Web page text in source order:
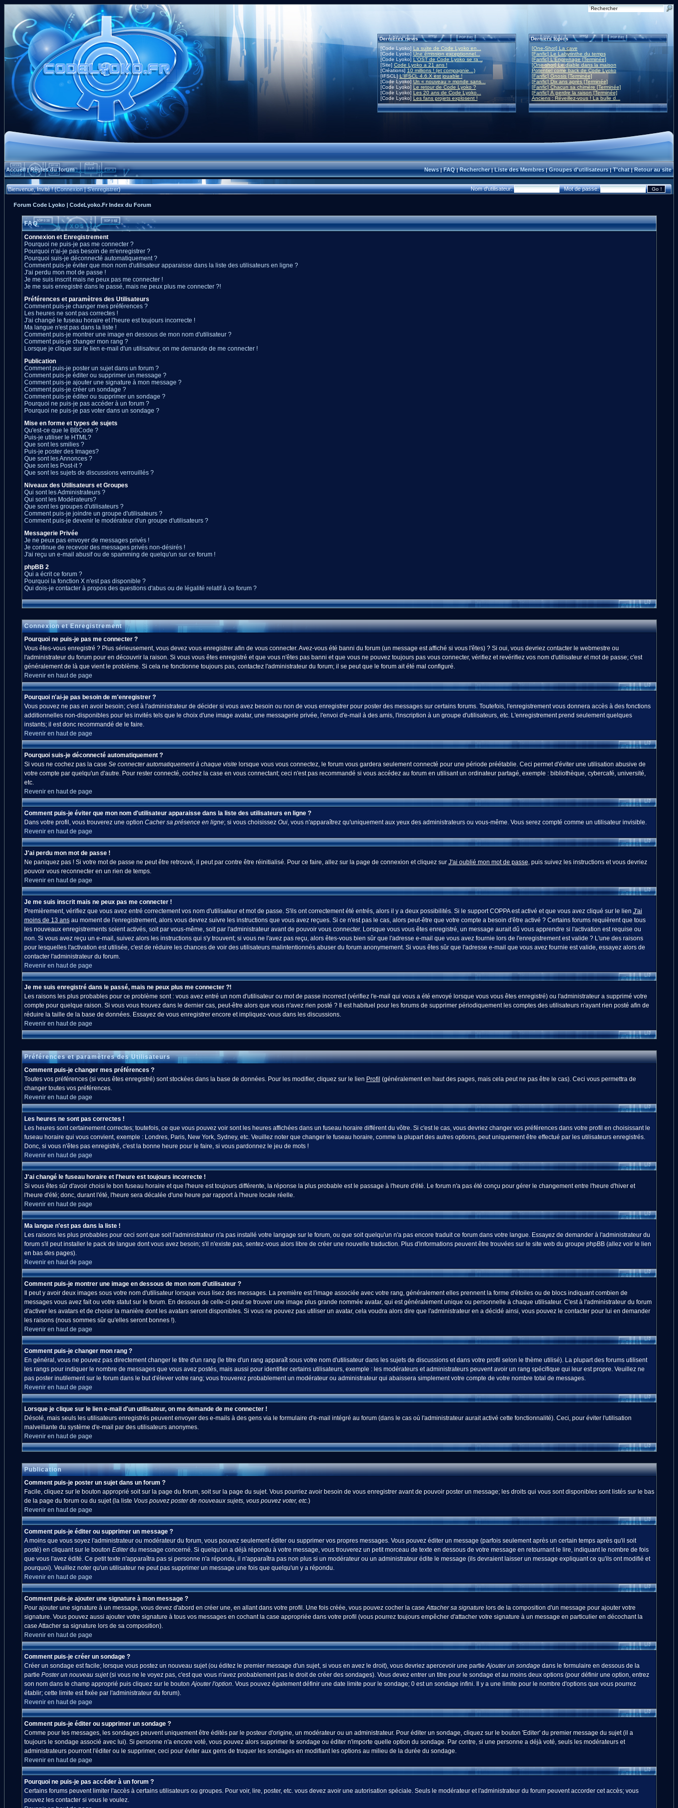
Dernières news
[Code Lyoko] La suite de Code Lyoko en...
[Code Lyoko]Une émission exceptionnel...
[Code Lyoko] L'OST de Code Lyoko se ra...
[Site] Code Lyoko a 21 ans !
[Créations] 10 millions ! (et compagnie...)
[IFSCL]L'IFSCL 4.6.X est jouable !
[Code Lyoko] Un « nouveau » monde sans...
[Code Lyoko] Le retour de Code Lyoko ?
[Code Lyoko] Les 20 ans de Code Lyoko...
[Code Lyoko] Les fans projets explosent !
Derniers topics
[One-Shot] La cave
[Fanfic] Le Labyrinthe du temps
[Fanfic] L'Engrenage [Terminée]
[One-shot] Le diable dans la maison
Potentiel come back de Code Lyoko
[Fanfic] Gnosis [Terminée]
[Fanfic] Dix ans après [Terminée]
[Fanfic] Chacun sa chimère [Terminée]
[Fanfic] À perdre la raison [Terminée]
Anciens : Réveillez-vous ! La bulle d...
Accueil|Règles du forum News|FAQ|Rechercher|Liste des Membres|Groupes d'utilisateurs|T'chat|Retour au site
Bienvenue, Invité ! (Connexion|S'enregistrer) Nom d'utilisateur: Mot de passe:
Forum Code Lyoko | CodeLyoko.Fr Index du Forum
FAQ
Connexion et Enregistrement
Pourquoi ne puis-je pas me connecter ?
Pourquoi n'ai-je pas besoin de m'enregistrer ?
Pourquoi suis-je déconnecté automatiquement ?
Comment puis-je éviter que mon nom d'utilisateur apparaisse dans la liste des utilisateurs en ligne ?
J'ai perdu mon mot de passe !
Je me suis inscrit mais ne peux pas me connecter !
Je me suis enregistré dans le passé, mais ne peux plus me connecter ?!
Préférences et paramètres des Utilisateurs
Comment puis-je changer mes préférences ?
Les heures ne sont pas correctes !
J'ai changé le fuseau horaire et l'heure est toujours incorrecte !
Ma langue n'est pas dans la liste !
Comment puis-je montrer une image en dessous de mon nom d'utilisateur ?
Comment puis-je changer mon rang ?
Lorsque je clique sur le lien e-mail d'un utilisateur, on me demande de me connecter !
Publication
Comment puis-je poster un sujet dans un forum ?
Comment puis-je éditer ou supprimer un message ?
Comment puis-je ajouter une signature à mon message ?
Comment puis-je créer un sondage ?
Comment puis-je éditer ou supprimer un sondage ?
Pourquoi ne puis-je pas accéder à un forum ?
Pourquoi ne puis-je pas voter dans un sondage ?
Mise en forme et types de sujets
Qu'est-ce que le BBCode ?
Puis-je utiliser le HTML?
Que sont les smilies ?
Puis-je poster des Images?
Que sont les Annonces ?
Que sont les Post-it ?
Que sont les sujets de discussions verrouillés ?
Niveaux des Utilisateurs et Groupes
Qui sont les Administrateurs ?
Qui sont les Modérateurs?
Que sont les groupes d'utilisateurs ?
Comment puis-je joindre un groupe d'utilisateurs ?
Comment puis-je devenir le modérateur d'un groupe d'utilisateurs ?
Messagerie Privée
Je ne peux pas envoyer de messages privés !
Je continue de recevoir des messages privés non-désirés !
J'ai reçu un e-mail abusif ou de spamming de quelqu'un sur ce forum !
phpBB 2
Qui a écrit ce forum ?
Pourquoi la fonction X n'est pas disponible ?
Qui dois-je contacter à propos des questions d'abus ou de légalité relatif à ce forum ?
Connexion et Enregistrement
Pourquoi ne puis-je pas me connecter ?
Vous êtes-vous enregistré ? Plus sérieusement, vous devez vous enregistrer afin de vous connecter. Avez-vous été banni du forum (un message est affiché si vous l'êtes) ? Si oui, vous devriez contacter le webmestre ou
l'administrateur du forum pour en découvrir la raison. Si vous vous êtes enregistré et que vous n'êtes pas banni et que vous ne pouvez toujours pas vous connecter, vérifiez et revérifiez vos nom d'utilisateur et mot de passe; c'est
généralement de là que vient le problème. Si cela ne fonctionne toujours pas, contactez l'administrateur du forum; il se peut que le forum ait été mal configuré.
Revenir en haut de page
Pourquoi n'ai-je pas besoin de m'enregistrer ?
Vous pouvez ne pas en avoir besoin; c'est à l'administrateur de décider si vous avez besoin ou non de vous enregistrer pour poster des messages sur certains forums. Toutefois, l'enregistrement vous donnera accès à des fonctions
additionnelles non-disponibles pour les invités tels que le choix d'une image avatar, une messagerie privée, l'envoi d'e-mail à des amis, l'inscription à un groupe d'utilisateurs, etc. L'enregistrement prend seulement quelques
instants; il est donc recommandé de le faire.
Revenir en haut de page
Pourquoi suis-je déconnecté automatiquement ?
Si vous ne cochez pas la case Se connecter automatiquement à chaque visitelorsque vous vous connectez, le forum vous gardera seulement connecté pour une période préétablie. Ceci permet d'éviter une utilisation abusive de
votre compte par quelqu'un d'autre. Pour rester connecté, cochez la case en vous connectant; ceci n'est pas recommandé si vous accédez au forum en utilisant un ordinateur partagé, exemple : bibliothèque, cybercafé, université,
etc.
Revenir en haut de page
Comment puis-je éviter que mon nom d'utilisateur apparaisse dans la liste des utilisateurs en ligne ?
Dans votre profil, vous trouverez une option Cacher sa présence en ligne; si vous choisissez Oui, vous n'apparaîtrez qu'uniquement aux yeux des administrateurs ou vous-même. Vous serez compté comme un utilisateur invisible.
Revenir en haut de page
J'ai perdu mon mot de passe !
Ne paniquez pas ! Si votre mot de passe ne peut être retrouvé, il peut par contre être réinitialisé. Pour ce faire, allez sur la page de connexion et cliquez sur J'ai oublié mon mot de passe, puis suivez les instructions et vous devriez
pouvoir vous reconnecter en un rien de temps.
Revenir en haut de page
Je me suis inscrit mais ne peux pas me connecter !
Premièrement, vérifiez que vous avez entré correctement vos nom d'utilisateur et mot de passe. S'ils ont correctement été entrés, alors il y a deux possibilités. Si le support COPPA est activé et que vous avez cliqué sur le lien J'ai
moins de 13 ansau moment de l'enregistrement, alors vous devrez suivre les instructions que vous avez reçues. Si ce n'est pas le cas, alors peut-être que votre compte a besoin d'être activé ? Certains forums requièrent que tous
les nouveaux enregistrements soient activés, soit par vous-même, soit par l'administrateur avant de pouvoir vous connecter. Lorsque vous vous êtes enregistré, un message aurait dû vous apprendre si l'activation est requise ou
non. Si vous avez reçu un e-mail, suivez alors les instructions qui s'y trouvent; si vous ne l'avez pas reçu, alors êtes-vous bien sûr que l'adresse e-mail que vous avez fournie lors de l'enregistrement est valide ? L'une des raisons
pour lesquelles l'activation est utilisée, c'est de réduire les chances de voir des utilisateurs malintentionnés abuser du forum anonymement. Si vous êtes sûr que l'adresse e-mail que vous avez fournie est valide, essayez alors de
contacter l'administrateur du forum.
Revenir en haut de page
Je me suis enregistré dans le passé, mais ne peux plus me connecter ?!
Les raisons les plus probables pour ce problème sont : vous avez entré un nom d'utilisateur ou mot de passe incorrect (vérifiez l'e-mail qui vous a été envoyé lorsque vous vous êtes enregistré) ou l'administrateur a supprimé votre
compte pour quelque raison. Si vous vous trouvez dans le dernier cas, peut-être alors que vous n'avez rien posté ? Il est habituel pour les forums de supprimer périodiquement les comptes des utilisateurs n'ayant rien posté afin de
réduire la taille de la base de données. Essayez de vous enregistrer encore et impliquez-vous dans les discussions.
Revenir en haut de page
Préférences et paramètres des Utilisateurs
Comment puis-je changer mes préférences ?
Toutes vos préférences (si vous êtes enregistré) sont stockées dans la base de données. Pour les modifier, cliquez sur le lien Profil (généralement en haut des pages, mais cela peut ne pas être le cas). Ceci vous permettra de
changer toutes vos préférences.
Revenir en haut de page
Les heures ne sont pas correctes !
Les heures sont certainement correctes; toutefois, ce que vous pouvez voir sont les heures affichées dans un fuseau horaire différent du vôtre. Si c'est le cas, vous devriez changer vos préférences dans votre profil en choisissant le
fuseau horaire qui vous convient, exemple : Londres, Paris, New York, Sydney, etc. Veuillez noter que changer le fuseau horaire, comme la plupart des autres options, peut uniquement être effectué par les utilisateurs enregistrés.
Donc, si vous n'êtes pas enregistré, c'est la bonne heure pour le faire, si vous pardonnez le jeu de mots !
Revenir en haut de page
J'ai changé le fuseau horaire et l'heure est toujours incorrecte !
Si vous êtes sûr d'avoir choisi le bon fuseau horaire et que l'heure est toujours différente, la réponse la plus probable est le passage à l'heure d'été. Le forum n'a pas été conçu pour gérer le changement entre l'heure d'hiver et
l'heure d'été; donc, durant l'été, l'heure sera décalée d'une heure par rapport à l'heure locale réelle.
Revenir en haut de page
Ma langue n'est pas dans la liste !
Les raisons les plus probables pour ceci sont que soit l'administrateur n'a pas installé votre langage sur le forum, ou que soit quelqu'un n'a pas encore traduit ce forum dans votre langue. Essayez de demander à l'administrateur du
forum s'il peut installer le pack de langue dont vous avez besoin; s'il n'existe pas, sentez-vous alors libre de créer une nouvelle traduction. Plus d'informations peuvent être trouvées sur le site web du groupe phpBB (allez voir le lien
en bas des pages).
Revenir en haut de page
Comment puis-je montrer une image en dessous de mon nom d'utilisateur ?
Il peut y avoir deux images sous votre nom d'utilisateur lorsque vous lisez des messages. La première est l'image associée avec votre rang, généralement elles prennent la forme d'étoiles ou de blocs indiquant combien de
messages vous avez fait ou votre statut sur le forum. En dessous de celle-ci peut se trouver une image plus grande nommée avatar, qui est généralement unique ou personnelle à chaque utilisateur. C'est à l'administrateur du forum
d'activer les avatars et de choisir la manière dont les avatars seront disponibles. Si vous ne pouvez pas utiliser un avatar, cela voudra alors dire que l'administrateur en a décidé ainsi, vous pouvez le contacter pour lui en demander
les raisons (nous sommes sûr qu'elles seront bonnes !).
Revenir en haut de page
Comment puis-je changer mon rang ?
En général, vous ne pouvez pas directement changer le titre d'un rang (le titre d'un rang apparaît sous votre nom d'utilisateur dans les sujets de discussions et dans votre profil selon le thème utilisé). La plupart des forums utilisent
les rangs pour indiquer le nombre de messages que vous avez postés, mais aussi pour identifier certains utilisateurs, exemple : les modérateurs et administrateurs peuvent avoir un rang spécifique qui leur est propre. Veuillez ne
pas poster inutilement sur le forum dans le but d'élever votre rang; vous trouverez probablement un modérateur ou administrateur qui abaissera simplement votre compte de votre nombre total de messages.
Revenir en haut de page
Lorsque je clique sur le lien e-mail d'un utilisateur, on me demande de me connecter !
Désolé, mais seuls les utilisateurs enregistrés peuvent envoyer des e-mails à des gens via le formulaire d'e-mail intégré au forum (dans le cas où l'administrateur aurait activé cette fonctionnalité). Ceci, pour éviter l'utilisation
malveillante du système d'e-mail par des utilisateurs anonymes.
Revenir en haut de page
Publication
Comment puis-je poster un sujet dans un forum ?
Facile, cliquez sur le bouton approprié soit sur la page du forum, soit sur la page du sujet. Vous pourriez avoir besoin de vous enregistrer avant de pouvoir poster un message; les droits qui vous sont disponibles sont listés sur le bas
de la page du forum ou du sujet (la liste Vous pouvez poster de nouveaux sujets, vous pouvez voter, etc.)
Revenir en haut de page
Comment puis-je éditer ou supprimer un message ?
A moins que vous soyez l'administrateur ou modérateur du forum, vous pouvez seulement éditer ou supprimer vos propres messages. Vous pouvez éditer un message (parfois seulement après un certain temps après qu'il soit
posté) en cliquant sur le bouton Editerdu message concerné. Si quelqu'un a déjà répondu à votre message, vous trouverez un petit morceau de texte en dessous de votre message en retournant le lire, indiquant le nombre de fois
que vous l'avez édité. Ce petit texte n'apparaîtra pas si personne n'a répondu, il n'apparaîtra pas non plus si un modérateur ou un administrateur édite le message (ils devraient laisser un message expliquant ce qu'ils ont modifié et
pourquoi). Veuillez noter qu'un utilisateur ne peut pas supprimer un message une fois que quelqu'un y a répondu.
Revenir en haut de page
Comment puis-je ajouter une signature à mon message ?
Pour ajouter une signature à un message, vous devez d'abord en créer une, en allant dans votre profil. Une fois créée, vous pouvez cocher la caseAttacher sa signaturelors de la composition d'un message pour ajouter votre
signature. Vous pouvez aussi ajouter votre signature à tous vos messages en cochant la case appropriée dans votre profil (vous pourrez toujours empêcher d'attacher votre signature à un message en particulier en décochant la
case Attacher sa signature lors de sa composition).
Revenir en haut de page
Comment puis-je créer un sondage ?
Créer un sondage est facile; lorsque vous postez un nouveau sujet (ou éditez le premier message d'un sujet, si vous en avez le droit), vous devriez apercevoir une partieAjouter un sondagedans le formulaire en dessous de la
partie Poster un nouveau sujet(si vous ne le voyez pas, c'est que vous n'avez probablement pas le droit de créer des sondages). Vous devez entrer un titre pour le sondage et au moins deux options (pour définir une option, entrez
son nom dans le champ approprié puis cliquez sur le boutonAjouter l'option. Vous pouvez également définir une date limite pour le sondage; 0 est un sondage infini. Il y a une limite pour le nombre d'options que vous pourrez
établir; cette limite est fixée par l'administrateur du forum).
Revenir en haut de page
Comment puis-je éditer ou supprimer un sondage ?
Comme pour les messages, les sondages peuvent uniquement être édités par le posteur d'origine, un modérateur ou un administrateur. Pour éditer un sondage, cliquez sur le bouton 'Editer' du premier message du sujet (il a
toujours le sondage associé avec lui). Si personne n'a encore voté, vous pouvez alors supprimer le sondage ou éditer n'importe quelle option du sondage. Par contre, si une personne a déjà voté, seuls les modérateurs et
administrateurs pourront l'éditer ou le supprimer, ceci pour éviter aux gens de truquer les sondages en modifiant les options au milieu de la durée du sondage.
Revenir en haut de page
Pourquoi ne puis-je pas accéder à un forum ?
Certains forums peuvent limiter l'accès à certains utilisateurs ou groupes. Pour voir, lire, poster, etc. vous devez avoir une autorisation spéciale. Seuls le modérateur et l'administrateur du forum peuvent accorder cet accès; vous
pouvez les contacter si vous le voulez.